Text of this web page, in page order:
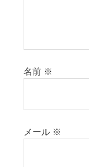
名前 ※
メール ※